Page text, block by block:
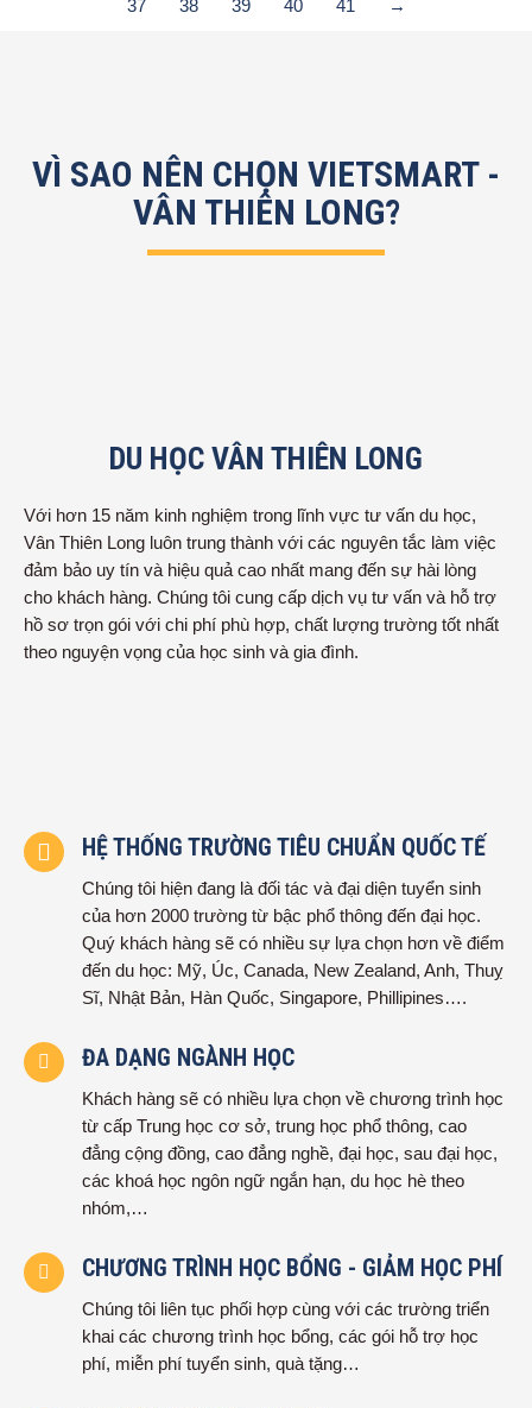
37 38 39 40 41 →
VÌ SAO NÊN CHỌN VIETSMART -
VÂN THIÊN LONG?
DU HỌC VÂN THIÊN LONG
Với hơn 15 năm kinh nghiệm trong lĩnh vực tư vấn du học,
Vân Thiên Long luôn trung thành với các nguyên tắc làm việc
đảm bảo uy tín và hiệu quả cao nhất mang đến sự hài lòng
cho khách hàng. Chúng tôi cung cấp dịch vụ tư vấn và hỗ trợ
hồ sơ trọn gói với chi phí phù hợp, chất lượng trường tốt nhất
theo nguyện vọng của học sinh và gia đình.
HỆ THỐNG TRƯỜNG TIÊU CHUẨN QUỐC TẾ
Chúng tôi hiện đang là đối tác và đại diện tuyển sinh
của hơn 2000 trường từ bậc phổ thông đến đại học.
Quý khách hàng sẽ có nhiều sự lựa chọn hơn về điểm
đến du học: Mỹ, Úc, Canada, New Zealand, Anh, Thuỵ
Sĩ, Nhật Bản, Hàn Quốc, Singapore, Phillipines….
ĐA DẠNG NGÀNH HỌC
Khách hàng sẽ có nhiều lựa chọn về chương trình học
từ cấp Trung học cơ sở, trung học phổ thông, cao
đẳng cộng đồng, cao đẳng nghề, đại học, sau đại học,
các khoá học ngôn ngữ ngắn hạn, du học hè theo
nhóm,…
CHƯƠNG TRÌNH HỌC BỔNG - GIẢM HỌC PHÍ
Chúng tôi liên tục phối hợp cùng với các trường triển
khai các chương trình học bổng, các gói hỗ trợ học
phí, miễn phí tuyển sinh, quà tặng…